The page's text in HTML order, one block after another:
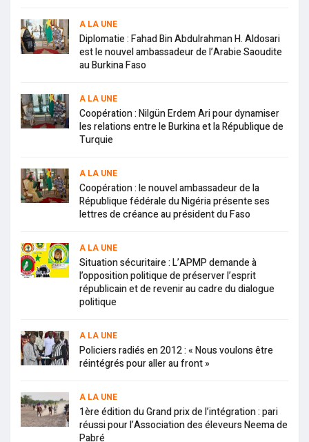
A LA UNE
Diplomatie : Fahad Bin Abdulrahman H. Aldosari
est le nouvel ambassadeur de l’Arabie Saoudite
au Burkina Faso
A LA UNE
Coopération : Nilgün Erdem Ari pour dynamiser
les relations entre le Burkina et la République de
Turquie
A LA UNE
Coopération : le nouvel ambassadeur de la
République fédérale du Nigéria présente ses
lettres de créance au président du Faso
A LA UNE
Situation sécuritaire : L’APMP demande à
l’opposition politique de préserver l’esprit
républicain et de revenir au cadre du dialogue
politique
A LA UNE
Policiers radiés en 2012 : « Nous voulons être
réintégrés pour aller au front »
A LA UNE
1ère édition du Grand prix de l’intégration : pari
réussi pour l’Association des éleveurs Neema de
Pabré